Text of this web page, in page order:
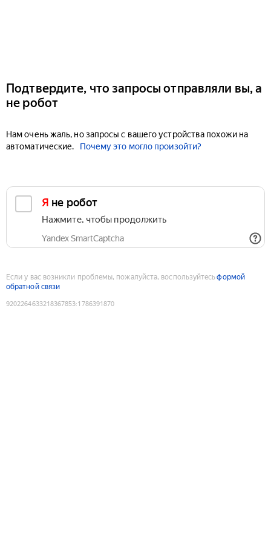
Подтвердите, что запросы отправляли вы, а
не робот
Нам очень жаль, но запросы с вашего устройства похожи на
автоматические.
Почему это могло произойти?
Я не робот
Нажмите, чтобы продолжить
Yandex SmartCaptcha
Если у вас возникли проблемы, пожалуйста, воспользуйтесьформой
обратной связи
9202264633218367853:1786391870